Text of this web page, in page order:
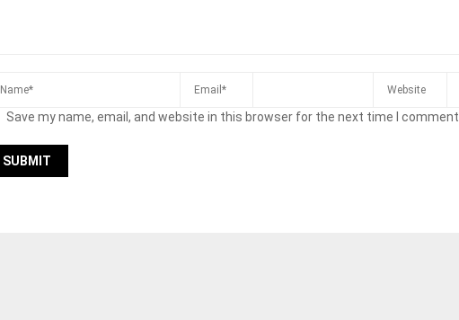
Save my name, email, and website in this browser for the next time I comment.